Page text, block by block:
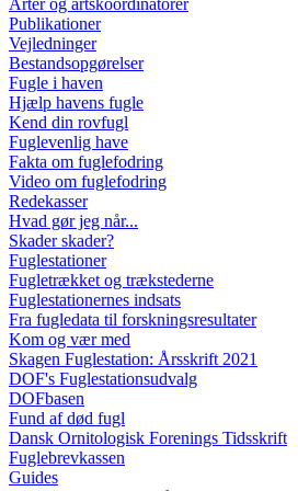
Arter og artskoordinatorer
Publikationer
Vejledninger
Bestandsopgørelser
Fugle i haven
Hjælp havens fugle
Kend din rovfugl
Fuglevenlig have
Fakta om fuglefodring
Video om fuglefodring
Redekasser
Hvad gør jeg når...
Skader skader?
Fuglestationer
Fugletrækket og trækstederne
Fuglestationernes indsats
Fra fugledata til forskningsresultater
Kom og vær med
Skagen Fuglestation: Årsskrift 2021
DOF's Fuglestationsudvalg
DOFbasen
Fund af død fugl
Dansk Ornitologisk Forenings Tidsskrift
Fuglebrevkassen
Guides